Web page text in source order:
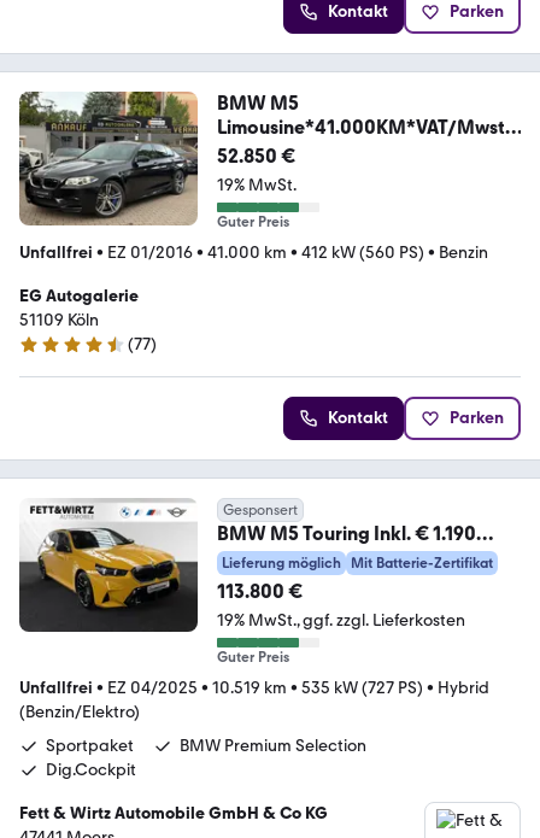
Kontakt Parken
BMW M5
Limousine*41.000KM*VAT/Mwst*
Deutsches Auto*
52.850 €
19% MwSt.
Guter Preis
Unfallfrei • EZ 01/2016• 41.000 km • 412 kW (560 PS) • Benzin
EG Autogalerie
51109 Köln
4.4 Sterne
(77)
Kontakt Parken
Gesponsert
BMW M5 Touring Inkl. € 1.190
Zubehörbonus*MDriver'sP
Lieferung möglich Mit Batterie-Zertifikat
113.800 €
19% MwSt. ggf. zzgl. Lieferkosten
Guter Preis
Unfallfrei • EZ 04/2025 • 10.519 km • 535 kW (727 PS) • Hybrid
(Benzin/Elektro)
Sportpaket
BMW Premium Selection
Dig.Cockpit
Fett & Wirtz Automobile GmbH & Co KG